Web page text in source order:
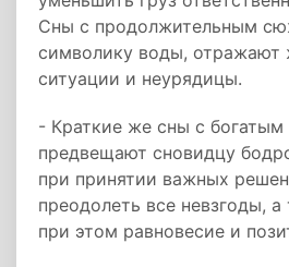
Сны с продолжительным
символику воды, отражают
ситуации и неурядицы.
- Краткие же сны с
предвещают сновидцу
при принятии важных
преодолеть все невзгоды,
при этом равновесие и